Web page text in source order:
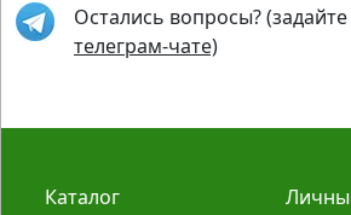
Остались вопросы?
телеграм-чате)
Каталог